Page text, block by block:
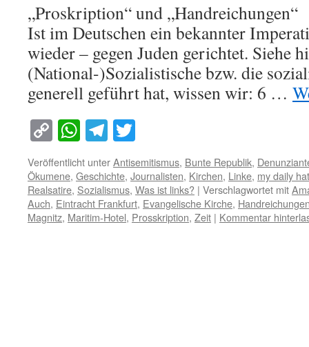
„Proskription“ und
Ist im Deutschen ein bekannter
wieder – gegen Juden gerichtet.
(National-)Sozialistische bzw. die
generell geführt hat, wissen wir: 6 …
Copy
Link
WhatsApp
Telegram
Veröffentlicht unterAntisemitismus, Bunte Republik,
Ökumene, Geschichte, Journalisten, Kirchen, Linke, my daily
Realsatire, Sozialismus, Was ist links? | Verschlagwortet mit
Auch, Eintracht Frankfurt, Evangelische Kirche,
Magnitz, Maritim-Hotel, Prosskription, Zeit | Kommentar